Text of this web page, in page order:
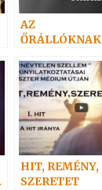
AZ
ŐRÁLLÓKNAK
HIT, REMÉNY,
SZERETET